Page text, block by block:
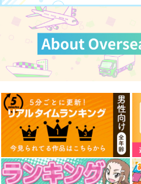
競売でマンションを買
った話。３
さくら研究室
550円 （税込）
オリジナル
作者
パイセン
サンプル
カート
壁配置の話２
さくら研究室
550円（税込）
オリジナル
パイセン
サンプ
カ
黒白のアヴェスター 1
神座万象・第十四機
関
2,178円（税込）
【袁藤沖人展
クリルボー
A2528-A03
ツクルノモリ
9,900円（税